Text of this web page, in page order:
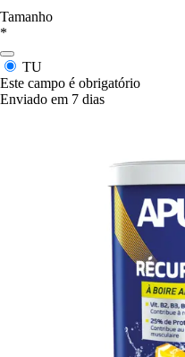
Tamanho
*
TU
Este campo é obrigatório
Enviado em 7 dias